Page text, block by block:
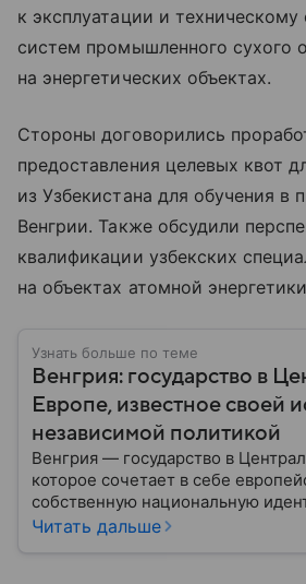
к эксплуатации и
систем промышленного сухого
на энергетических объектах.
Стороны договорились
предоставления целевых квот
из Узбекистана для обучения в
Венгрии. Также обсудили
квалификации узбекских
на объектах атомной
Узнать больше по теме
Венгрия: государство в
Европе, известное своей
независимой политикой
Венгрия — государство в
которое сочетает в себе
собственную национальную
страна играет заметную роль в
Читать дальше